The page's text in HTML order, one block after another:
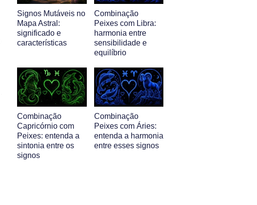
Signos Mutáveis no
Mapa Astral:
significado e
características
Combinação
Peixes com Libra:
harmonia entre
sensibilidade e
equilíbrio
Combinação
Capricórnio com
Peixes: entenda a
sintonia entre os
signos
Combinação
Peixes com Áries:
entenda a harmonia
entre esses signos